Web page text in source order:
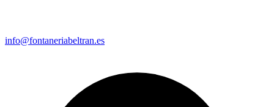
info@fontaneriabeltran.es